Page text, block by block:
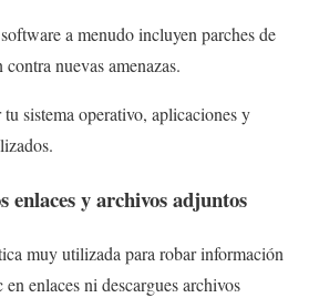
a menudo incluyen parches de
nuevas amenazas.
sistema operativo, aplicaciones y
enlaces y archivos adjuntos
muy utilizada para robar información
enlaces ni descargues archivos